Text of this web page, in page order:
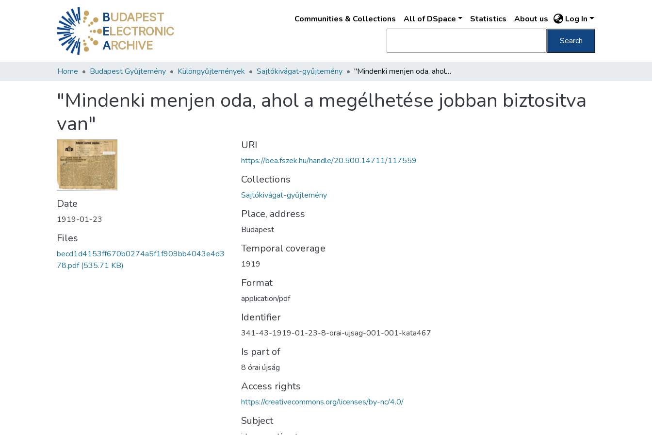
BUDAPEST
ELECTRONIC
ARCHIVE
Communities & Collections All of DSpace Statistics About us Log In
Search
Home Budapest Gyűjtemény Különgyűjtemények Sajtókivágat-gyűjtemény "Mindenki menjen oda, ahol a megélhetése jobban biztositva van"
"Mindenki menjen oda, ahol a megélhetése jobban biztositva
van"
Date
1919-01-23
Files
becd1d4153ff670b0274a5f1f909bb4043e4d3
78.pdf(535.71 KB)
URI
https://bea.fszek.hu/handle/20.500.14711/117559
Collections
Sajtókivágat-gyűjtemény
Place, address
Budapest
Temporal coverage
1919
Format
application/pdf
Identifier
341-43-1919-01-23-8-orai-ujsag-001-001-kata467
Is part of
8 órai újság
Access rights
https://creativecommons.org/licenses/by-nc/4.0/
Subject